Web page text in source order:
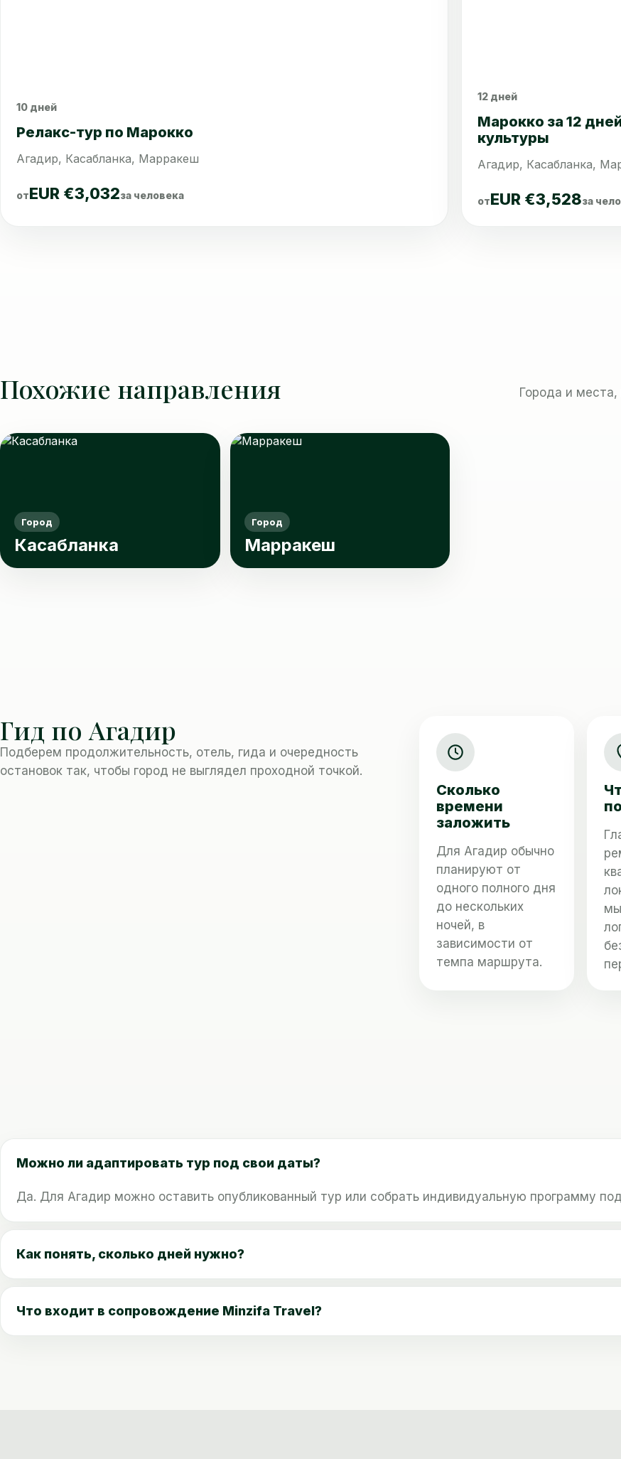
Сравнить
10 дней
Релакс-тур по Марокко
Агадир, Касабланка, Марракеш
отEUR €3,032за человека
12 дней
Марокко за 12
культуры
Агадир, Касабланка,
отEUR €3,528за
Похожие направления Города и
Город
Касабланка
Город
Марракеш
Гид по Агадир
Подберем продолжительность, отель, гида и очередность
остановок так, чтобы город не выглядел проходной точкой.
Сколько
времени
заложить
Для Агадир обычно
планируют от
одного полного дня
до нескольких
ночей, в
зависимости от
темпа маршрута.
Можно ли адаптировать тур под свои даты?
Да. Для Агадир можно оставить опубликованный тур или собрать индивидуальную программу
Как понять, сколько дней нужно?
Что входит в сопровождение Minzifa Travel?